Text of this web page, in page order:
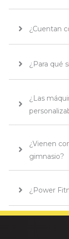
¿Cuentan
¿Para qué
¿Las
¿Vienen
gimnasio?
¿Power